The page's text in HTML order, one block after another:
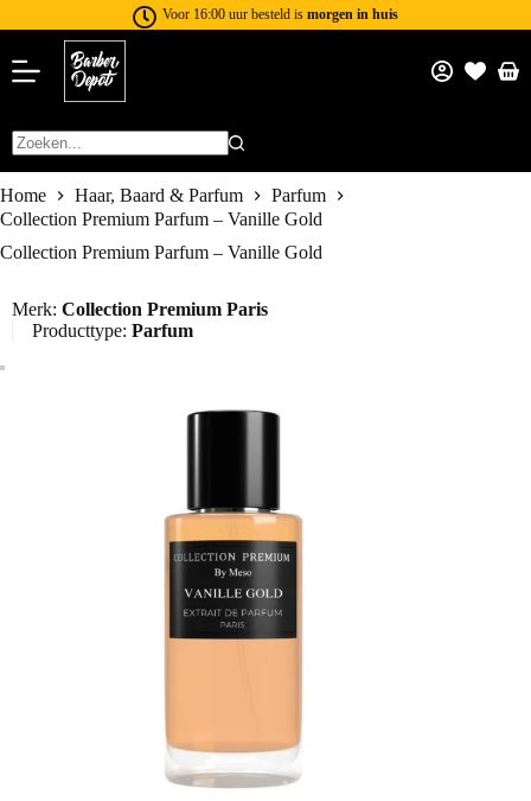
Voor 16:00 uur besteld is morgen in huis
Home Haar, Baard & Parfum
Parfum
Collection Premium Parfum – Vanille Gold
Collection Premium Parfum – Vanille Gold
Merk: Collection Premium Paris
Producttype: Parfum